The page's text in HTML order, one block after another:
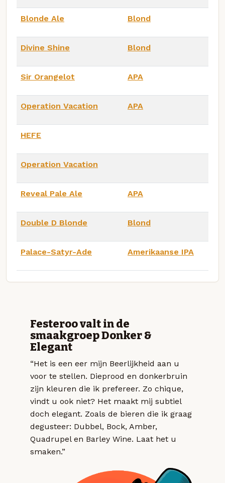
Blonde Ale Blond
Divine Shine Blond
Sir Orangelot APA
Operation Vacation APA
HEFE
Operation Vacation
Reveal Pale Ale APA
Double D Blonde Blond
Palace-Satyr-Ade Amerikaanse IPA
Festeroo valt in de
smaakgroep Donker &
Elegant
“Het is een eer mijn Beerlijkheid aan u
voor te stellen. Dieprood en donkerbruin
zijn kleuren die ik prefereer. Zo chique,
vindt u ook niet? Het maakt mij subtiel
doch elegant. Zoals de bieren die ik graag
degusteer: Dubbel, Bock, Amber,
Quadrupel en Barley Wine. Laat het u
smaken.”